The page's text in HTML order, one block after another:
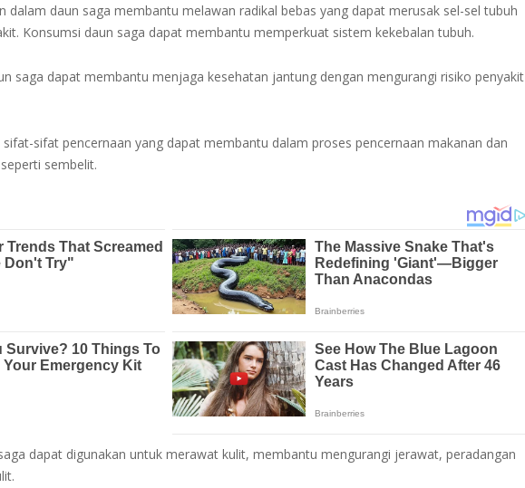
dalam daun saga membantu melawan radikal bebas yang dapat merusak sel-sel tubuh
Konsumsi daun saga dapat membantu memperkuat sistem kekebalan tubuh.
saga dapat membantu menjaga kesehatan jantung dengan mengurangi risiko penyakit
sifat pencernaan yang dapat membantu dalam proses pencernaan makanan dan
sembelit.
dapat digunakan untuk merawat kulit, membantu mengurangi jerawat, peradangan